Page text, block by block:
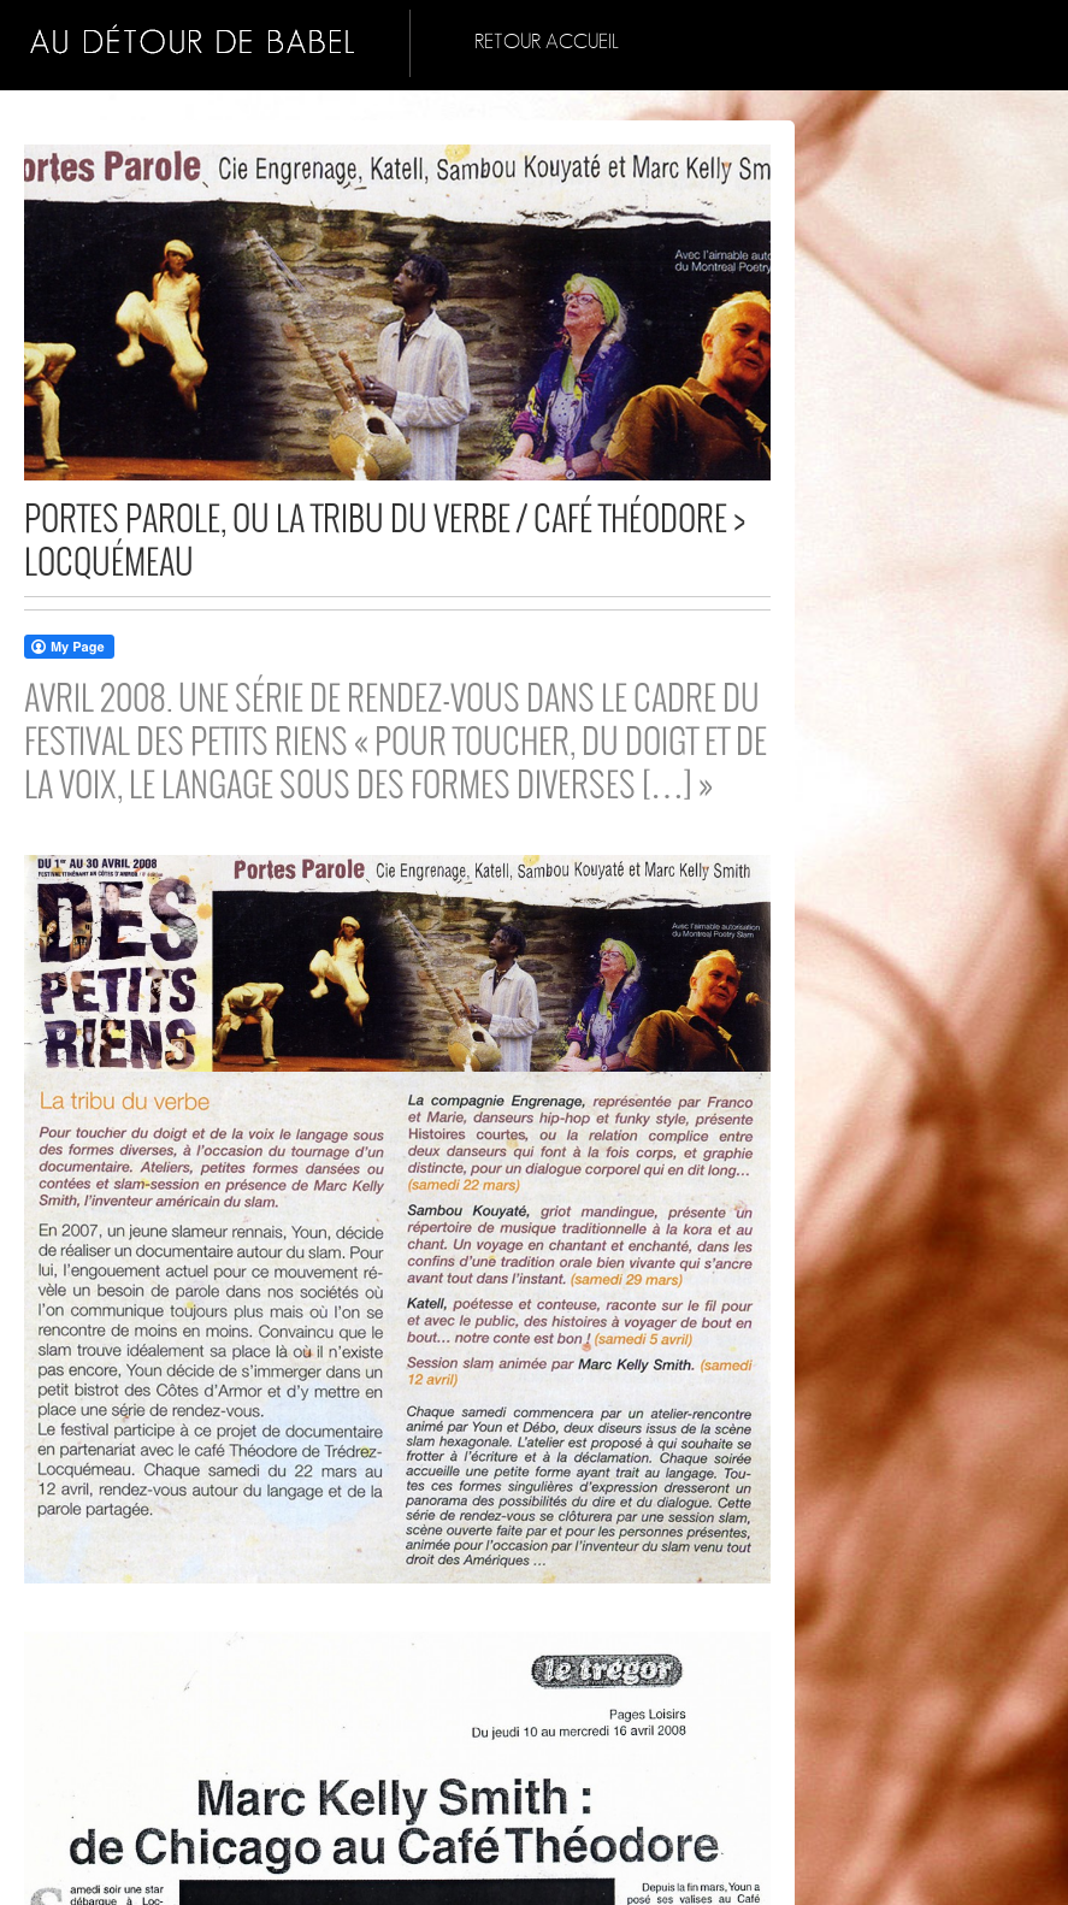
RETOUR ACCUEIL
PORTES PAROLE, OU LA TRIBU DU VERBE / CAFÉ THÉODORE >
LOCQUÉMEAU
AVRIL 2008. UNE SÉRIE DE RENDEZ-VOUS DANS LE CADRE DU
FESTIVAL DES PETITS RIENS « POUR TOUCHER, DU DOIGT ET DE
LA VOIX, LE LANGAGE SOUS DES FORMES DIVERSES […] »